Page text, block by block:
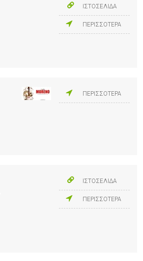
ΙΣΤΟΣΕΛΙΔΑ
ΠΕΡΙΣΣΟΤΕΡΑ
ΠΕΡΙΣΣΟΤΕΡΑ
ΙΣΤΟΣΕΛΙΔΑ
ΠΕΡΙΣΣΟΤΕΡΑ